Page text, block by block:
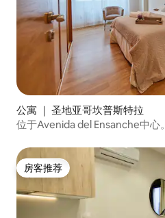
公寓 ｜ 圣地亚哥坎普斯特拉
位于Avenida del Ensanche中心。
房客推荐
房客推荐